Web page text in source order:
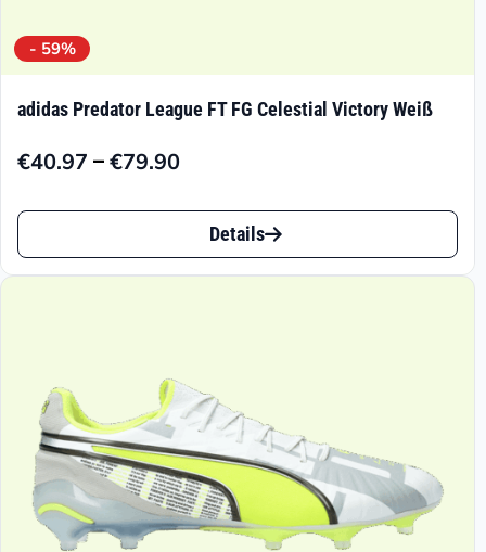
- 59%
adidas Predator League FT FG Celestial Victory Weiß
€40.97 –€79.90
Preisspanne:
€79.90
Dieses
Produkt
auf.
Die
Optionen
können
Details